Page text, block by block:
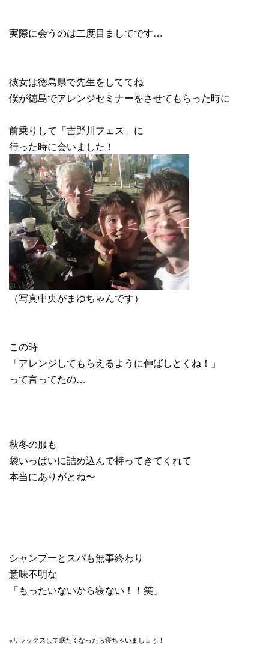
実際に会うのは二度目ましてです…
彼女は徳島県で先生をしててね
僕が徳島でアレンジセミナーをさせてもらった時に
前乗りして「吉野川フェス」に
行った時に会いました！
（写真中央がまゆちゃんです）
この時
「アレンジしてもらえるように伸ばしとくね！」
って言ってたの…
秋冬の服も
袋いっぱいに詰め込んで持ってきてくれて
本当にありがとね〜
シャンプーとスパも無事終わり
意味不明な
「もったいないから寝ない！！笑」
※リラックスして眠たくなったら寝ちゃいましょう！